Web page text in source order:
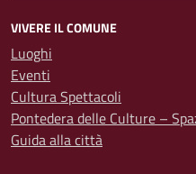
VIVERE IL COMUNE
Luoghi
Eventi
Cultura Spettacoli
Pontedera delle Culture –
Guida alla città